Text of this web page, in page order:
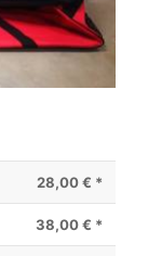
28,00 € *
38,00 € *